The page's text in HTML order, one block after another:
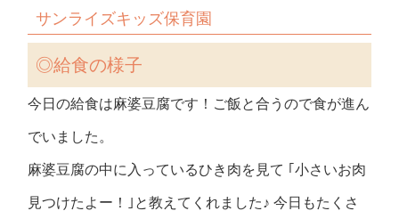
サンライズキッズ保育園
◎給食の様子
今日の給食は麻婆豆腐です！ご飯と合うので食が進ん
でいました。
麻婆豆腐の中に入っているひき肉を見て ｢小さいお肉
見つけたよー！｣と教えてくれました♪ 今日もたくさ